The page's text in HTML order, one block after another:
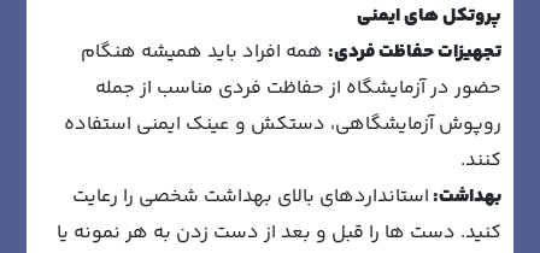
پروتکل های ایمنی
تجهیزات حفاظت فردی: همه افراد باید همیشه هنگام
حضور در آزمایشگاه از حفاظت فردی مناسب از جمله
روپوش آزمایشگاهی، دستکش و عینک ایمنی استفاده
کنند.
بهداشت:استانداردهای بالای بهداشت شخصی را رعایت
کنید. دست ها را قبل و بعد از دست زدن به هر نمونه یا